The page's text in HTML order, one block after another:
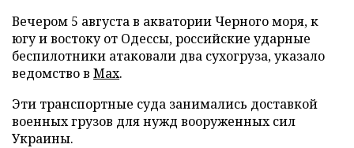
Вечером 5 августа в акватории Черного моря, к
югу и востоку от Одессы, российские ударные
беспилотники атаковали два сухогруза, указало
ведомство в Max.
Эти транспортные суда занимались доставкой
военных грузов для нужд вооруженных сил
Украины.